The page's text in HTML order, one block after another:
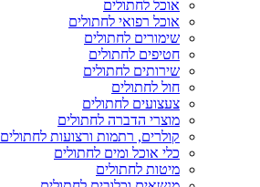
אוכל לחתולים
אוכל רפואי לחתולים
שימורים לחתולים
חטיפים לחתולים
שירותים לחתולים
חול לחתולים
צעצועים לחתולים
מוצרי הדברה לחתולים
קולרים, רתמות ורצועות לחתולים
כלי אוכל ומים לחתולים
מיטות לחתולים